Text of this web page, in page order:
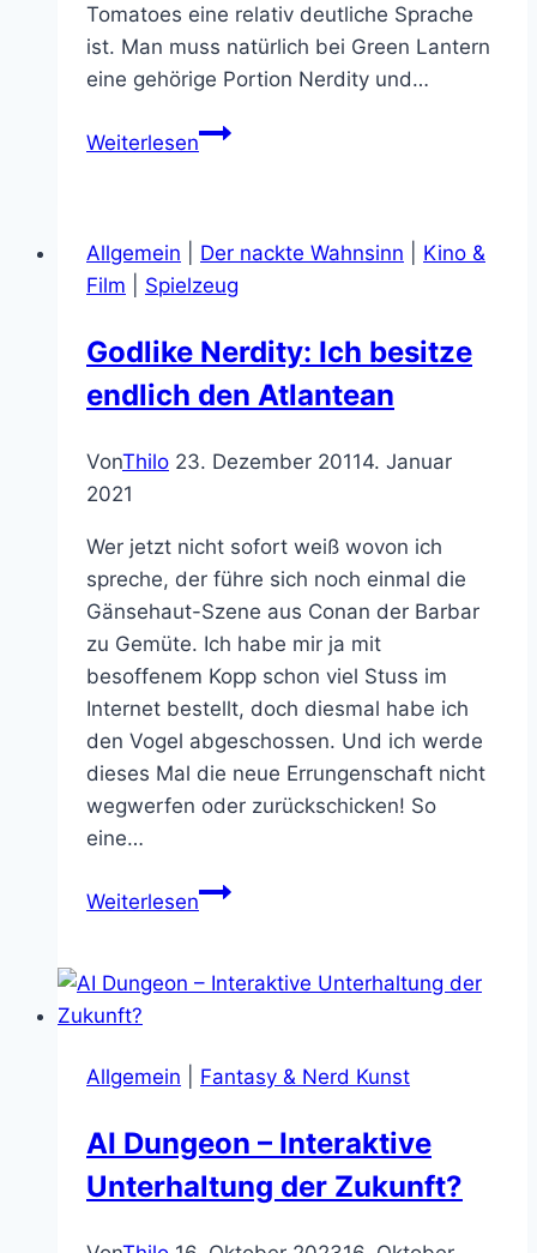
Tomatoes eine relativ deutliche Sprache
ist. Man muss natürlich bei Green Lantern
eine gehörige Portion Nerdity und…
WeiterlesenFilmkritik:
Allgemein Der nackte Wahnsinn
Kino &
Film
Spielzeug
Godlike Nerdity: Ich besitze
endlich den Atlantean
VonThilo 23. Dezember 20114. Januar
2021
Wer jetzt nicht sofort weiß wovon ich
spreche, der führe sich noch einmal die
Gänsehaut-Szene aus Conan der Barbar
zu Gemüte. Ich habe mir ja mit
besoffenem Kopp schon viel Stuss im
Internet bestellt, doch diesmal habe ich
den Vogel abgeschossen. Und ich werde
dieses Mal die neue Errungenschaft nicht
wegwerfen oder zurückschicken! So
eine…
WeiterlesenGodlike
besitze
Atlantean
Allgemein Fantasy & Nerd Kunst
AI Dungeon – Interaktive
Unterhaltung der Zukunft?